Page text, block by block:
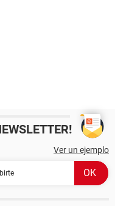
Ver un ejemplo